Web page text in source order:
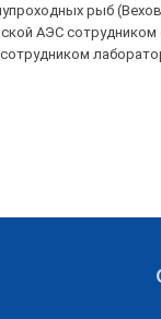
рыб
АЭС